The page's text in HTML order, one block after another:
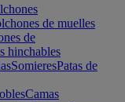
de muelles
de
hinchables
SomieresPatas de
Camas